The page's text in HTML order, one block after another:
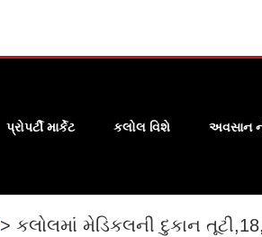
પ્રોપર્ટી માર્કેટ કલોલ વિશે અવસાન
> કલોલમાં મેડિકલની દુકાન